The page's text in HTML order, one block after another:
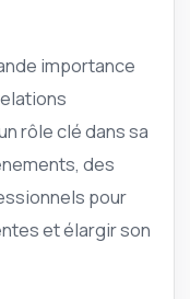
importance
rôle clé dans sa
des
pour
et élargir son